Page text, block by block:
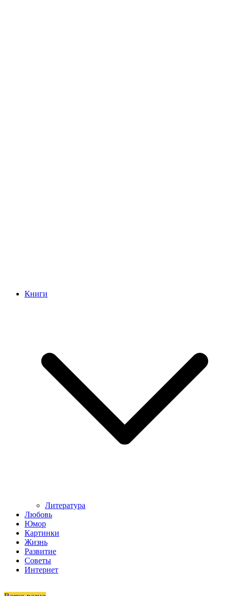
Книги
Литература
Любовь
Юмор
Картинки
Жизнь
Развитие
Советы
Интернет